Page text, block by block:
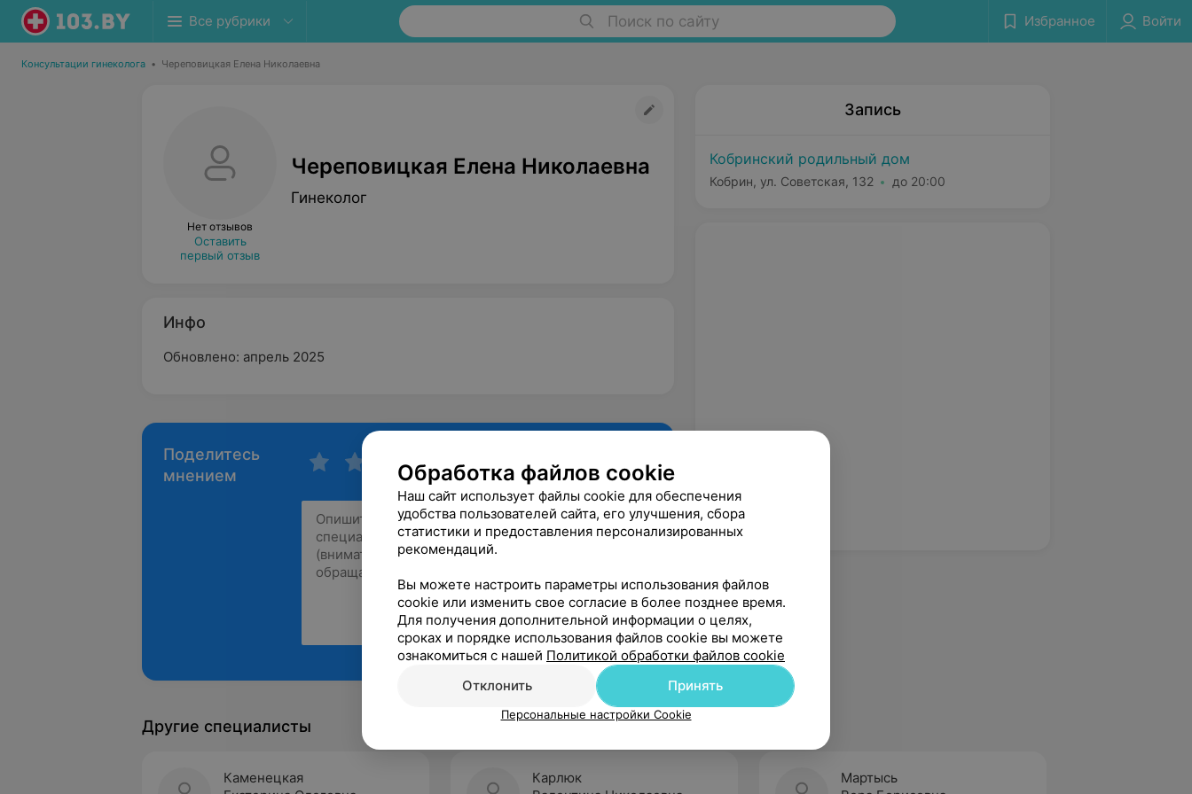
Все рубрики Поиск по сайту Избранное Войти
Консультации гинеколога • Череповицкая Елена Николаевна
Нет отзывов
Оставить
первый отзыв
Череповицкая Елена Николаевна
Гинеколог
Инфо
Обновлено: апрель 2025
Поделитесь
мнением
Рекомендую
Запись
Кобринский родильный дом
Кобрин, ул. Советская, 132 до 20:00
Другие специалисты
Каменецкая
Карлюк
Мартысь
Обработка файлов cookie
Наш сайт использует файлы cookie для обеспечения
удобства пользователей сайта, его улучшения, сбора
статистики и предоставления персонализированных
рекомендаций.
Вы можете настроить параметры использования файлов
cookie или изменить свое согласие в более позднее время.
Для получения дополнительной информации о целях,
сроках и порядке использования файлов cookie вы можете
ознакомиться с нашей Политикой обработки файлов cookie
Отклонить
Принять
Персональные настройки Cookie